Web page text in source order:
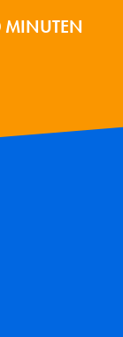
MINUTEN